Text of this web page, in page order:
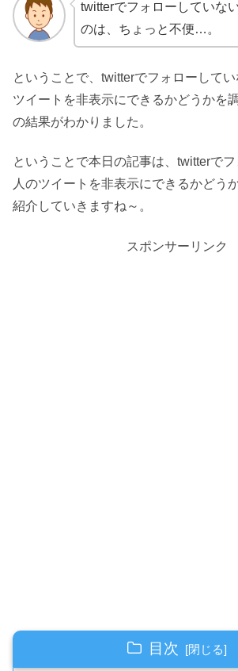
twitterでフォローしていな
のは、ちょっと不便…。
ということで、twitterでフォローして
ツイートを非表示にできるかどうかを
の結果がわかりました。
ということで本日の記事は、twitterで
人のツイートを非表示にできるかどう
紹介していきますね～。
スポンサーリンク
目次